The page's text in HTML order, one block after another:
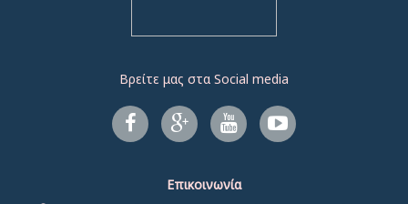
Βρείτε μας στα Social media
Επικοινωνία